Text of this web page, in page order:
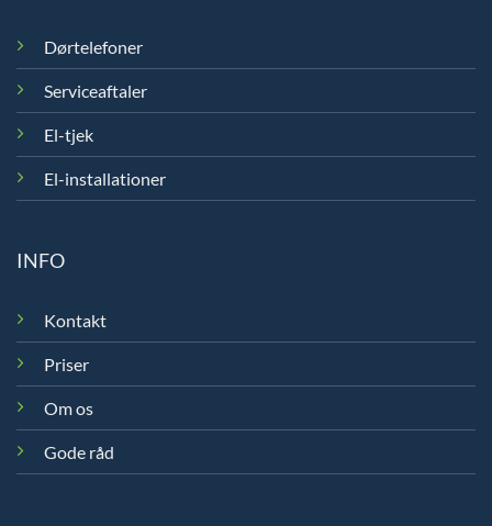
Dørtelefoner
Serviceaftaler
El-tjek
El-installationer
INFO
Kontakt
Priser
Om os
Gode råd